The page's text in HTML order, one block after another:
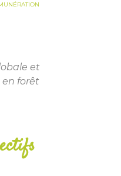
et
en forêt